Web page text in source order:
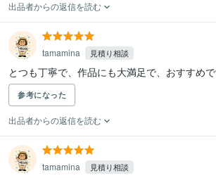
出品者からの返信を読む
tamamina 見積り相談
とつも丁寧で、作品にも大満足で、おすすめで
参考になった
出品者からの返信を読む
tamamina 見積り相談